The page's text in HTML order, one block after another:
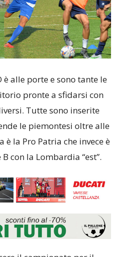
alle porte e sono tante le
pronte a sfidarsi con
Tutte sono inserite
le piemontesi oltre alle
la Pro Patria che invece è
con la Lombardia “est”.